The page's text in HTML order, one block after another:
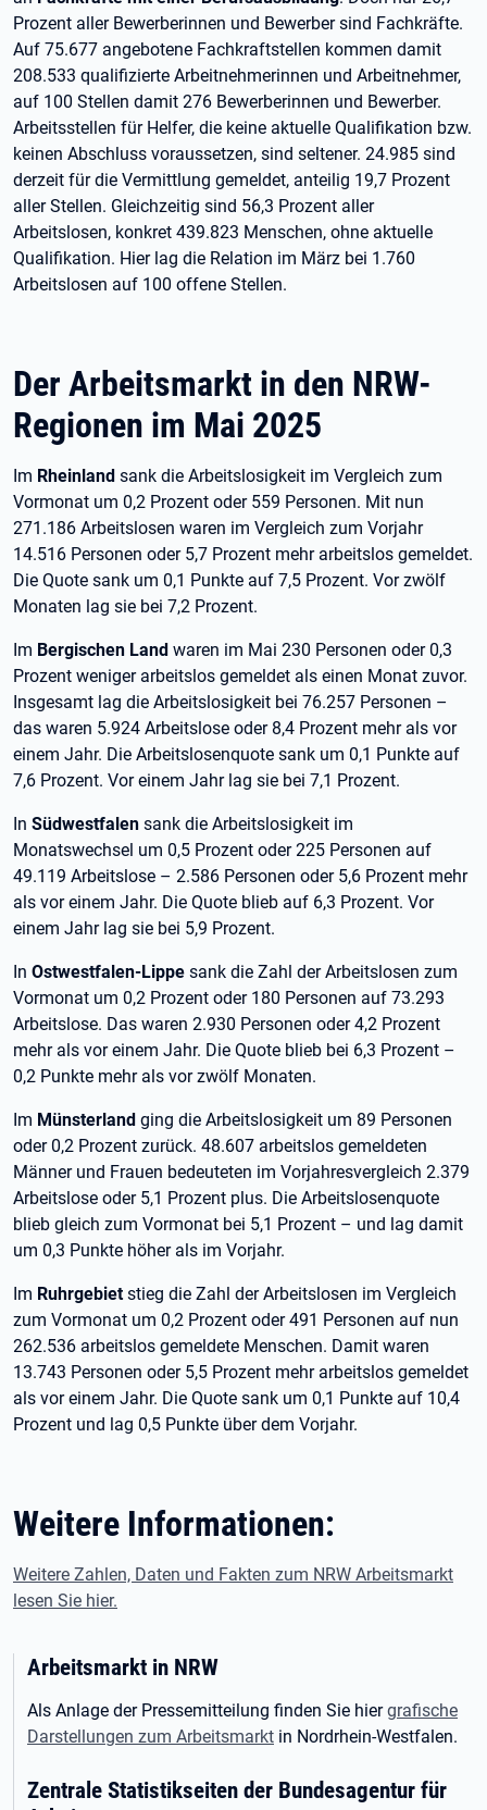
Prozent aller Bewerberinnen und Bewerber sind Fachkräfte.
Auf 75.677 angebotene Fachkraftstellen kommen damit
208.533 qualifizierte Arbeitnehmerinnen und Arbeitnehmer,
auf 100 Stellen damit 276 Bewerberinnen und Bewerber.
Arbeitsstellen für Helfer, die keine aktuelle Qualifikation bzw.
keinen Abschluss voraussetzen, sind seltener. 24.985 sind
derzeit für die Vermittlung gemeldet, anteilig 19,7 Prozent
aller Stellen. Gleichzeitig sind 56,3 Prozent aller
Arbeitslosen, konkret 439.823 Menschen, ohne aktuelle
Qualifikation. Hier lag die Relation im März bei 1.760
Arbeitslosen auf 100 offene Stellen.
Der Arbeitsmarkt in den NRW-
Regionen im Mai 2025
Im Rheinland sank die Arbeitslosigkeit im Vergleich zum
Vormonat um 0,2 Prozent oder 559 Personen. Mit nun
271.186 Arbeitslosen waren im Vergleich zum Vorjahr
14.516 Personen oder 5,7 Prozent mehr arbeitslos gemeldet.
Die Quote sank um 0,1 Punkte auf 7,5 Prozent. Vor zwölf
Monaten lag sie bei 7,2 Prozent.
Im Bergischen Land waren im Mai 230 Personen oder 0,3
Prozent weniger arbeitslos gemeldet als einen Monat zuvor.
Insgesamt lag die Arbeitslosigkeit bei 76.257 Personen –
das waren 5.924 Arbeitslose oder 8,4 Prozent mehr als vor
einem Jahr. Die Arbeitslosenquote sank um 0,1 Punkte auf
7,6 Prozent. Vor einem Jahr lag sie bei 7,1 Prozent.
In Südwestfalen sank die Arbeitslosigkeit im
Monatswechsel um 0,5 Prozent oder 225 Personen auf
49.119 Arbeitslose – 2.586 Personen oder 5,6 Prozent mehr
als vor einem Jahr. Die Quote blieb auf 6,3 Prozent. Vor
einem Jahr lag sie bei 5,9 Prozent.
In Ostwestfalen-Lippe sank die Zahl der Arbeitslosen zum
Vormonat um 0,2 Prozent oder 180 Personen auf 73.293
Arbeitslose. Das waren 2.930 Personen oder 4,2 Prozent
mehr als vor einem Jahr. Die Quote blieb bei 6,3 Prozent –
0,2 Punkte mehr als vor zwölf Monaten.
Im Münsterland ging die Arbeitslosigkeit um 89 Personen
oder 0,2 Prozent zurück. 48.607 arbeitslos gemeldeten
Männer und Frauen bedeuteten im Vorjahresvergleich 2.379
Arbeitslose oder 5,1 Prozent plus. Die Arbeitslosenquote
blieb gleich zum Vormonat bei 5,1 Prozent – und lag damit
um 0,3 Punkte höher als im Vorjahr.
Im Ruhrgebietstieg die Zahl der Arbeitslosen im Vergleich
zum Vormonat um 0,2 Prozent oder 491 Personen auf nun
262.536 arbeitslos gemeldete Menschen. Damit waren
13.743 Personen oder 5,5 Prozent mehr arbeitslos gemeldet
als vor einem Jahr. Die Quote sank um 0,1 Punkte auf 10,4
Prozent und lag 0,5 Punkte über dem Vorjahr.
Weitere Informationen:
Weitere Zahlen, Daten und Fakten zum NRW Arbeitsmarkt
lesen Sie hier.
Arbeitsmarkt in NRW
Als Anlage der Pressemitteilung finden Sie hiergrafische
Darstellungen zum Arbeitsmarkt in Nordrhein-Westfalen.
Zentrale Statistikseiten der Bundesagentur für